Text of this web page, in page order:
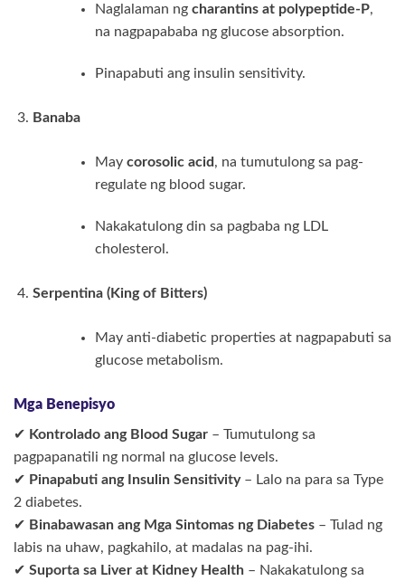
Naglalaman ng charantins at polypeptide-P,
na nagpapababa ng glucose absorption.
Pinapabuti ang insulin sensitivity.
Banaba
May corosolic acid , na tumutulong sa pag-
regulate ng blood sugar.
Nakakatulong din sa pagbaba ng LDL
cholesterol.
Serpentina (King of Bitters)
May anti-diabetic properties at nagpapabuti sa
glucose metabolism.
Mga Benepisyo
✔ Kontrolado ang Blood Sugar – Tumutulong sa
pagpapanatili ng normal na glucose levels.
✔ Pinapabuti ang Insulin Sensitivity– Lalo na para sa Type
2 diabetes.
✔ Binabawasan ang Mga Sintomas ng Diabetes – Tulad ng
labis na uhaw, pagkahilo, at madalas na pag-ihi.
✔ Suporta sa Liver at Kidney Health – Nakakatulong sa